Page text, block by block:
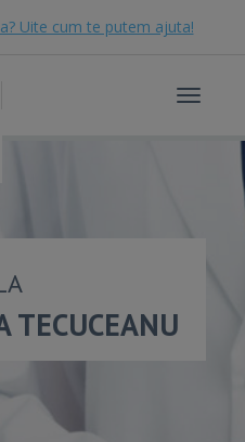
Uite cum te putem ajuta!
Toggle
TECUCEANU